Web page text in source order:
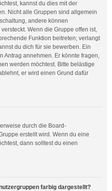
kannst du dies mit der
Nicht alle Gruppen sind allgemein
andere können
Wenn die Gruppe offen ist,
Funktion beitreten; verlangt
du dich für sie bewerben. Ein
Antrag annehmen. Er könnte fragen,
werden möchtest. Bitte belästige
er wird einen Grund dafür
durch die Board-
erstellt wird. Wenn du eine
dann solltest du einen
farbig dargestellt?